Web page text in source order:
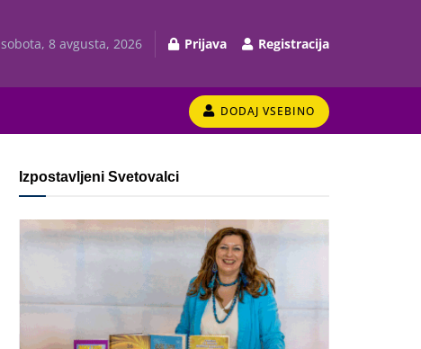
sobota, 8 avgusta, 2026 Prijava Registracija
DODAJ VSEBINO
Izpostavljeni Svetovalci